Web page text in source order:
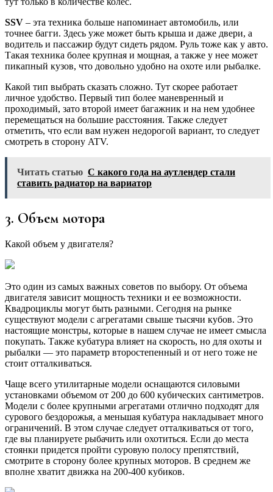
SSV – эта техника больше напоминает автомобиль, или
точнее багги. Здесь уже может быть крыша и даже двери, а
водитель и пассажир будут сидеть рядом. Руль тоже как у авто.
Такая техника более крупная и мощная, а также у нее может
пикапный кузов, что довольно удобно на охоте или рыбалке.
Какой тип выбрать сказать сложно. Тут скорее работает
личное удобство. Первый тип более маневренный и
проходимый, зато второй имеет багажник и на нем удобнее
перемещаться на большие расстояния. Также следует
отметить, что если вам нужен недорогой вариант, то следует
смотреть в сторону ATV.
Читать статью С какого года на аутлендер стали
ставить радиатор на вариатор
3. Объем мотора
Какой объем у двигателя?
Это один из самых важных советов по выбору. От объема
двигателя зависит мощность техники и ее возможности.
Квадроциклы могут быть разными. Сегодня на рынке
существуют модели с агрегатами свыше тысячи кубов. Это
настоящие монстры, которые в нашем случае не имеет смысла
покупать. Также кубатура влияет на скорость, но для охоты и
рыбалки — это параметр второстепенный и от него тоже не
стоит отталкиваться.
Чаще всего утилитарные модели оснащаются силовыми
установками объемом от 200 до 600 кубических сантиметров.
Модели с более крупными агрегатами отлично подходят для
сурового бездорожья, а меньшая кубатура накладывает много
ограничений. В этом случае следует отталкиваться от того,
где вы планируете рыбачить или охотиться. Если до места
стоянки придется пройти суровую полосу препятствий,
смотрите в сторону более крупных моторов. В среднем же
вполне хватит движка на 200-400 кубиков.